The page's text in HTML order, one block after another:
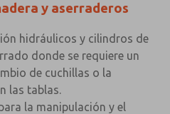
y aserraderos
hidráulicos y cilindros de
donde se requiere un
de cuchillas o la
las tablas.
la manipulación y el